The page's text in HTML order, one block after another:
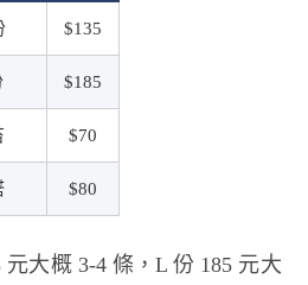
$135
$185
$70
$80
大概 3-4 條，L 份 185 元大